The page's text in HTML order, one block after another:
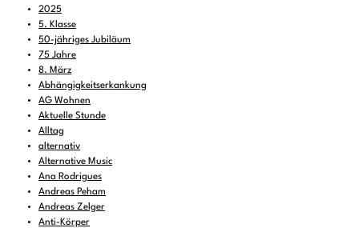
2025
5. Klasse
50-jähriges Jubiläum
75 Jahre
8. März
Abhängigkeitserkankung
AG Wohnen
Aktuelle Stunde
Alltag
alternativ
Alternative Music
Ana Rodrigues
Andreas Peham
Andreas Zelger
Anti-Körper